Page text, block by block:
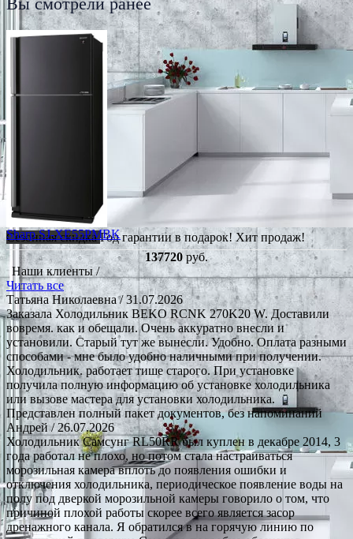
Сезонная скидкаГод гарантии в подарок!Хит продаж!
Sharp SJ-XE55PMBK
137720руб.
Наши клиенты /
Читать все
Татьяна Николаевна/ 31.07.2026
Заказала Холодильник BEKO RCNK 270K20 W. Доставили
вовремя. как и обещали. Очень аккуратно внесли и
установили. Старый тут же вынесли. Удобно. Оплата разными
способами - мне было удобно наличными при получении.
Холодильник. работает тише старого. При установке
получила полную информацию об установке холодильника
или вызове мастера для установки холодильника.
Представлен полный пакет документов, без напоминаний
Андрей/ 26.07.2026
Холодильник Самсунг RL50RR был куплен в декабре 2014, 3
года работал не плохо, но потом стала настраиваться
морозильная камера вплоть до появления ошибки и
отключения холодильника, периодическое появление воды на
полу под дверкой морозильной камеры говорило о том, что
причиной плохой работы скорее всего является засор
дренажного канала. Я обратился в на горячую линию по